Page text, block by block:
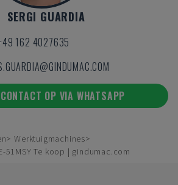
SERGI GUARDIA
162 4027635
OP VIA WHATSAPP
Werktuigmachines
51MSY Te koop | gindumac.com